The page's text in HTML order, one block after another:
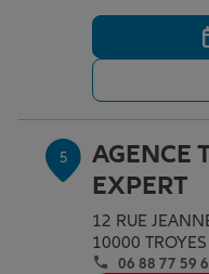
5
AGENCE
EXPERT
12 RUE
10000 TROYES
06 88 77 59